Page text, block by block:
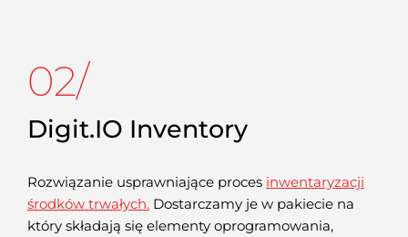
02/
Digit.IO Inventory
Rozwiązanie usprawniające proces inwentaryzacji
środków trwałych. Dostarczamy je w pakiecie na
który składają się elementy oprogramowania,